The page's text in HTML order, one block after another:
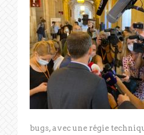
bugs, avec une régie